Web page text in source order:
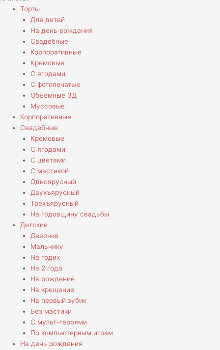
Торты
Для детей
На день рождения
Свадебные
Корпоративные
Кремовые
С ягодами
С фотопечатью
Объемные 3Д
Муссовые
Корпоративные
Свадебные
Кремовые
С ягодами
С цветами
С мастикой
Одноярусный
Двухъярусный
Трехъярусный
На годовщину свадьбы
Детские
Девочке
Мальчику
На годик
На 2 года
На рождение
На крещение
На первый зубик
Без мастики
С мульт-героями
По компьютерным играм
На день рождения